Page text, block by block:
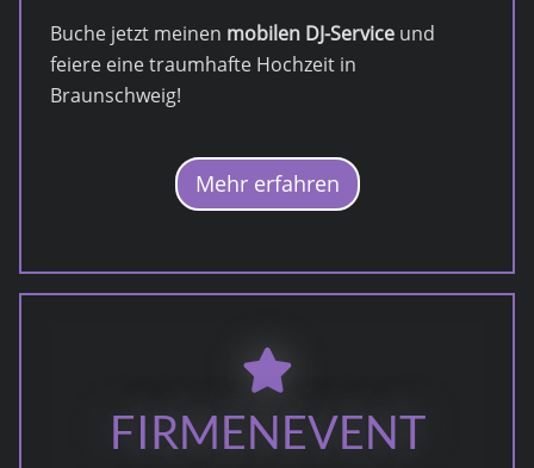
Buche jetzt meinen mobilen DJ-Service und
feiere eine traumhafte Hochzeit in
Braunschweig!
Mehr erfahren
FIRMENEVENT